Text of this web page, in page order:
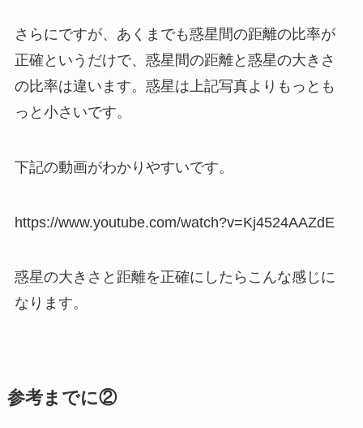
さらにですが、あくまでも惑星間の距離の比率が
正確というだけで、惑星間の距離と惑星の大きさ
の比率は違います。惑星は上記写真よりもっとも
っと小さいです。
下記の動画がわかりやすいです。
https://www.youtube.com/watch?v=Kj4524AAZdE
惑星の大きさと距離を正確にしたらこんな感じに
なります。
参考までに②